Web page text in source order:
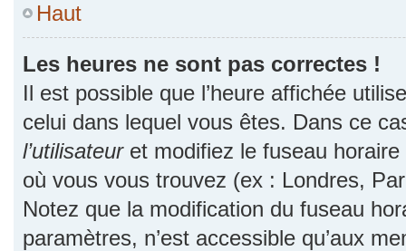
Haut
Les heures ne sont pas correctes !
Il est possible que l’heure affichée
celui dans lequel vous êtes. Dans ce
l’utilisateuret modifiez le fuseau horaire
où vous vous trouvez (ex : Londres,
Notez que la modification du fuseau
paramètres, n’est accessible qu’aux